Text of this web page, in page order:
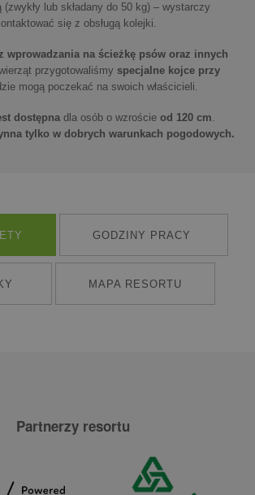
(zwykły lub składany do 50 kg) – wystarczy
się z obsługą kolejki.
wprowadzania na ścieżkę psów oraz innych
przygotowaliśmy specjalne kojce przy
mogą poczekać na swoich właścicieli.
dostępnadla osób o wzrościeod 120 cm.
tylko w dobrych warunkach pogodowych.
GODZINY PRACY
MAPA RESORTU
Partnerzy resortu